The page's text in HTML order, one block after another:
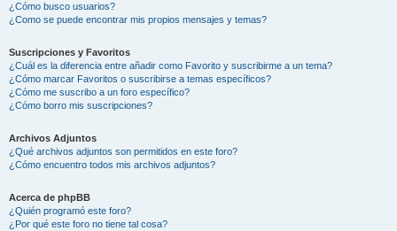
¿Cómo busco usuarios?
¿Como se puede encontrar mis propios mensajes y temas?
Suscripciones y Favoritos
¿Cuál es la diferencia entre añadir como Favorito y suscribirme a un tema?
¿Cómo marcar Favoritos o suscribirse a temas específicos?
¿Cómo me suscribo a un foro específico?
¿Cómo borro mis suscripciones?
Archivos Adjuntos
¿Qué archivos adjuntos son permitidos en este foro?
¿Cómo encuentro todos mis archivos adjuntos?
Acerca de phpBB
¿Quién programó este foro?
¿Por qué este foro no tiene tal cosa?